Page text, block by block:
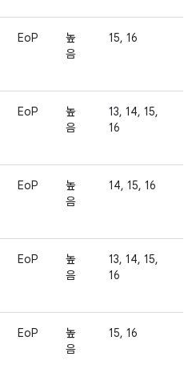
EoP
높
음
15, 16
EoP
높
음
13, 14, 15,
16
EoP
높
음
14, 15, 16
EoP
높
음
13, 14, 15,
16
EoP
높
음
15, 16